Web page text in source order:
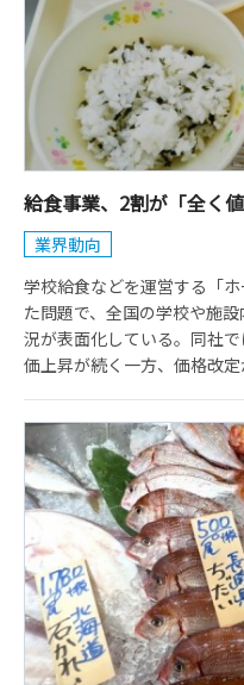
給食事業、2割が「全く値
業界動向
学校給食などを運営する「
た問題で、全国の学校や施
況が表面化している。同社
価上昇が続く一方、価格改